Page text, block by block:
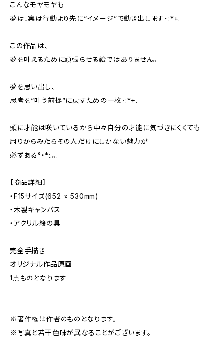
こんなモヤモヤも
夢は、実は行動より先に“イメージ”で動き出します･:*+.
この作品は、
夢を叶えるために頑張らせる絵ではありません。
夢を思い出し、
思考を“叶う前提”に戻すための一枚･:*+.
頭に才能は咲いているから中々自分の才能に気づきにくくても
周りからみたらその人だけにしかない魅力が
必ずある°・*:.。.
【商品詳細】
・F15サイズ(652 × 530mm)
・木製キャンバス
・アクリル絵の具
完全手描き
オリジナル作品原画
1点ものとなります
※著作権は作者のものとなります。
※写真と若干色味が異なることがございます。